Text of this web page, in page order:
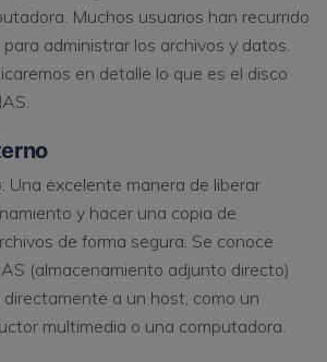
Muchos usuarios han recurrido
administrar los archivos y datos.
en detalle lo que es el disco
Una excelente manera de liberar
y hacer una copia de
de forma segura. Se conoce
(almacenamiento adjunto directo)
a un host, como un
multimedia o una computadora.